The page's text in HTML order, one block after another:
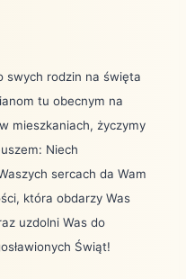
swych rodzin na święta
tu obecnym na
mieszkaniach, życzymy
Niech
sercach da Wam
która obdarzy Was
uzdolni Was do
Świąt!